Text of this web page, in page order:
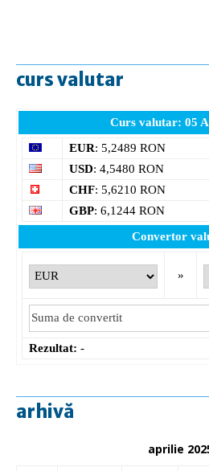
curs valutar
Curs valutar: 05
EUR: 5,2489 RON
USD: 4,5480 RON
CHF: 5,6210 RON
GBP: 6,1244 RON
Convertor
»
Rezultat: -
arhivă
aprilie